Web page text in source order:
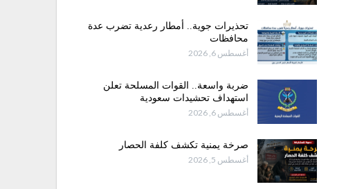
تحذيرات جوية.. أمطار رعدية تضرب عدة
محافظات
أغسطس 6, 2026
ضربة واسعة.. القوات المسلحة تعلن
استهداف تحشيدات سعودية
أغسطس 6, 2026
صرخة يمنية تكشف كلفة الحصار
أغسطس 5, 2026